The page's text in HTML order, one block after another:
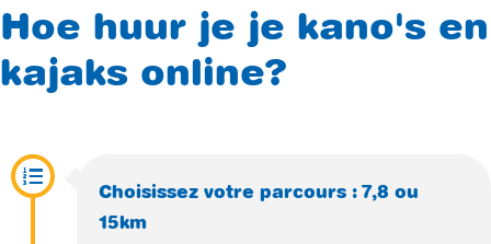
Hoe huur je je kano's en
kajaks online?
Choisissez votre parcours : 7,8 ou
15km